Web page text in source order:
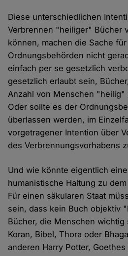
Diese unterschiedlichen
Verbrennen "heiliger" Bücher
können, machen die Sache
Ordnungsbehörden nicht
einfach per se gesetzlich
gesetzlich erlaubt sein,
Anzahl von Menschen "heilig"
Oder sollte es der
überlassen werden, im
vorgetragener Intention über
des Verbrennungsvorhabens
Und wie könnte eigentlich
humanistische Haltung zu
Für einen säkularen Staat
sein, dass kein Buch objektiv
Bücher, die Menschen wichtig
Koran, Bibel, Thora oder
anderen Harry Potter,